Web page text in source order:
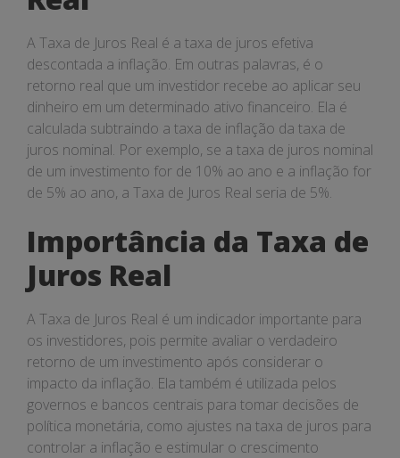
A Taxa de Juros Real é a taxa de juros efetiva
descontada a inflação. Em outras palavras, é o
retorno real que um investidor recebe ao aplicar seu
dinheiro em um determinado ativo financeiro. Ela é
calculada subtraindo a taxa de inflação da taxa de
juros nominal. Por exemplo, se a taxa de juros nominal
de um investimento for de 10% ao ano e a inflação for
de 5% ao ano, a Taxa de Juros Real seria de 5%.
Importância da Taxa de
Juros Real
A Taxa de Juros Real é um indicador importante para
os investidores, pois permite avaliar o verdadeiro
retorno de um investimento após considerar o
impacto da inflação. Ela também é utilizada pelos
governos e bancos centrais para tomar decisões de
política monetária, como ajustes na taxa de juros para
controlar a inflação e estimular o crescimento